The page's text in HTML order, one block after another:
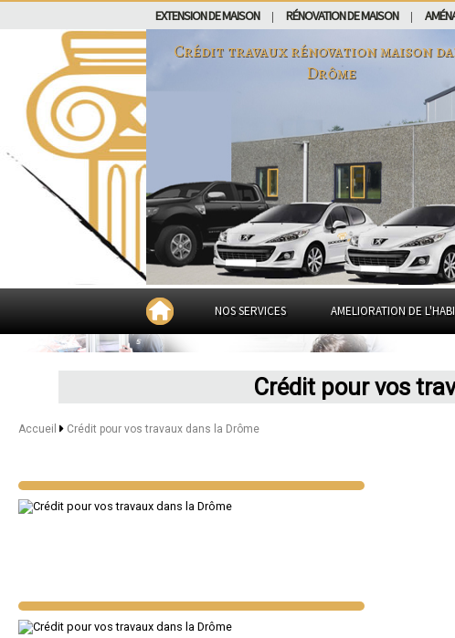
EXTENSION DE MAISON RÉNOVATION DE MAISON
Crédit travaux rénovation maison
Drôme
NOS SERVICES AMELIORATION DE
Crédit pour vos
Accueil Crédit pour vos travaux dans la Drôme